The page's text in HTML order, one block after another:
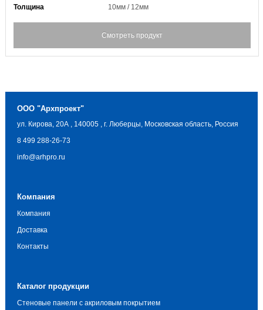
Толщина 10мм / 12мм
Смотреть продукт
ООО "Архпроект"
ул. Кирова, 20А 140005
г. Люберцы, Московская область, Россия
8 499 288-26-73
info@arhpro.ru
Компания
Компания
Доставка
Контакты
Каталог продукции
Стеновые панели с акриловым покрытием